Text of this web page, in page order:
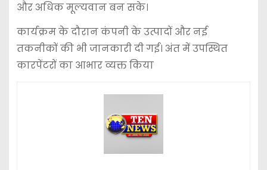
और अधिक मूल्यवान बन सके।
कार्यक्रम के दौरान कंपनी के उत्पादों और नई
तकनीकों की भी जानकारी दी गई। अंत में उपस्थित
कारपेंटरों का आभार व्यक्त किया